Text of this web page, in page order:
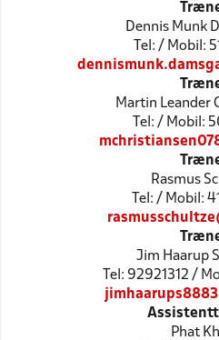
Dennis Munk
Tel: / Mobil:
Martin Leander
Tel: / Mobil:
Rasmus
Tel: / Mobil:
Jim Haarup
Tel: 92921312 /
Phat